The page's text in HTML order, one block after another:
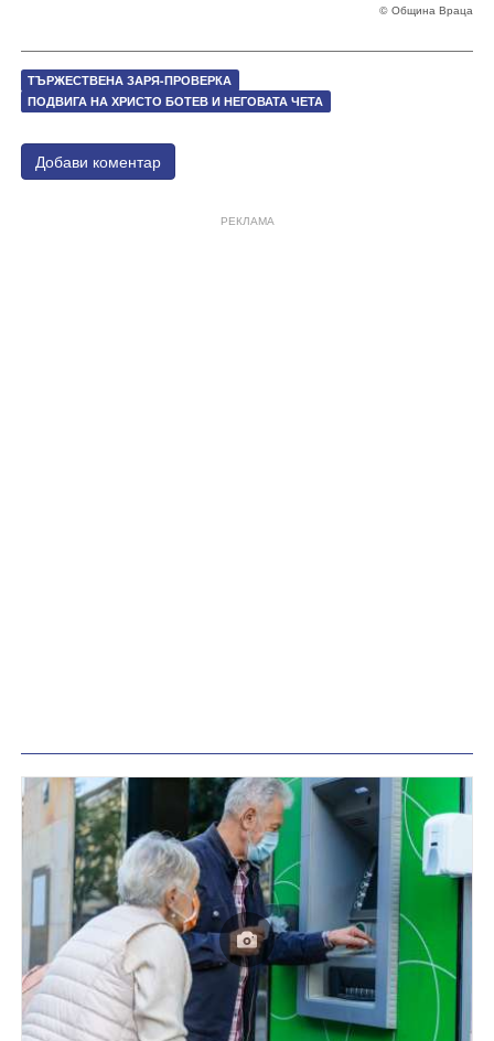
© Община Враца
ТЪРЖЕСТВЕНА ЗАРЯ-ПРОВЕРКА
ПОДВИГА НА ХРИСТО БОТЕВ И НЕГОВАТА ЧЕТА
Добави коментар
РЕКЛАМА